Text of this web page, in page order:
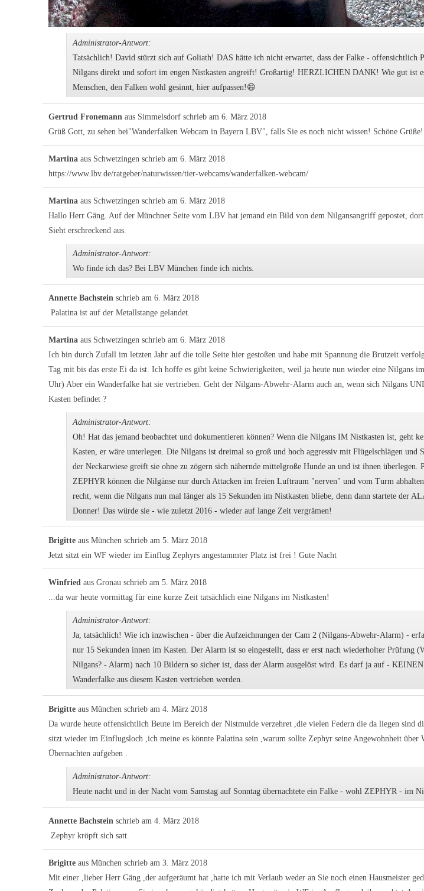
Administrator-Antwort:
Tatsächlich! David stürzt sich auf Goliath! DAS hätte ich nicht erwartet, dass der Falke - offensichtlich
Nilgans direkt und sofort im engen Nistkasten angreift! Großartig! HERZLICHEN DANK! Wie gut ist
Menschen, den Falken wohl gesinnt, hier aufpassen!😄
Gertrud Fronemann aus Simmelsdorf schrieb am 6. März 2018
Grüß Gott, zu sehen bei"Wanderfalken Webcam in Bayern LBV", falls Sie es noch nicht wissen! Schöne Grüße!
Martina aus Schwetzingen schrieb am 6. März 2018
https://www.lbv.de/ratgeber/naturwissen/tier-webcams/wanderfalken-webcam/
Martina aus Schwetzingen schrieb am 6. März 2018
Hallo Herr Gäng. Auf der Münchner Seite vom LBV hat jemand ein Bild von dem Nilgansangriff gepostet, dort
Sieht erschreckend aus.
Administrator-Antwort:
Wo finde ich das? Bei LBV München finde ich nichts.
Annette Bachstein schrieb am 6. März 2018
Palatina ist auf der Metallstange gelandet.
Martina aus Schwetzingen schrieb am 6. März 2018
Ich bin durch Zufall im letzten Jahr auf die tolle Seite hier gestoßen und habe mit Spannung die Brutzeit
Tag mit bis das erste Ei da ist. Ich hoffe es gibt keine Schwierigkeiten, weil ja heute nun wieder eine Nilgans
Uhr) Aber ein Wanderfalke hat sie vertrieben. Geht der Nilgans-Abwehr-Alarm auch an, wenn sich Nilgans
Kasten befindet ?
Administrator-Antwort:
Oh! Hat das jemand beobachtet und dokumentieren können? Wenn die Nilgans IM Nistkasten ist, geht
Kasten, er wäre unterlegen. Die Nilgans ist dreimal so groß und hoch aggressiv mit Flügelschlägen und
der Neckarwiese greift sie ohne zu zögern sich nähernde mittelgroße Hunde an und ist ihnen
ZEPHYR können die Nilgänse nur durch Attacken im freien Luftraum "nerven" und vom Turm
recht, wenn die Nilgans nun mal länger als 15 Sekunden im Nistkasten bliebe, denn dann startete der
Donner! Das würde sie - wie zuletzt 2016 - wieder auf lange Zeit vergrämen!
Brigitte aus München schrieb am 5. März 2018
Jetzt sitzt ein WF wieder im Einflug Zephyrs angestammter Platz ist frei ! Gute Nacht
Winfried aus Gronau schrieb am 5. März 2018
...da war heute vormittag für eine kurze Zeit tatsächlich eine Nilgans im Nistkasten!
Administrator-Antwort:
Ja, tatsächlich! Wie ich inzwischen - über die Aufzeichnungen der Cam 2 (Nilgans-Abwehr-Alarm) -
nur 15 Sekunden innen im Kasten. Der Alarm ist so eingestellt, dass er erst nach wiederholter Prüfung
Nilgans? - Alarm) nach 10 Bildern so sicher ist, dass der Alarm ausgelöst wird. Es darf ja auf -
Wanderfalke aus diesem Kasten vertrieben werden.
Brigitte aus München schrieb am 4. März 2018
Da wurde heute offensichtlich Beute im Bereich der Nistmulde verzehret ,die vielen Federn die da liegen sind
sitzt wieder im Einflugsloch ,ich meine es könnte Palatina sein ,warum sollte Zephyr seine Angewohnheit über
Übernachten aufgeben .
Administrator-Antwort:
Heute nacht und in der Nacht vom Samstag auf Sonntag übernachtete ein Falke - wohl ZEPHYR - im
Annette Bachstein schrieb am 4. März 2018
Zephyr kröpft sich satt.
Brigitte aus München schrieb am 3. März 2018
Mit einer ,lieber Herr Gäng ,der aufgeräumt hat ,hatte ich mit Verlaub weder an Sie noch einen Hausmeister